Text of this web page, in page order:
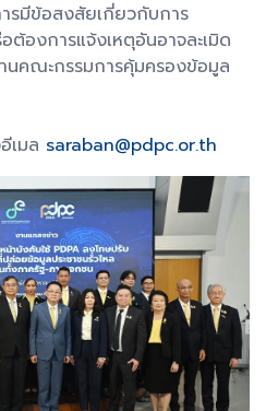
รมีข้อสงสัยเกี่ยวกับการ
องการแจ้งเหตุอันอาจละเมิด
คณะกรรมการคุ้มครองข้อมูล
เมล saraban@pdpc.or.th